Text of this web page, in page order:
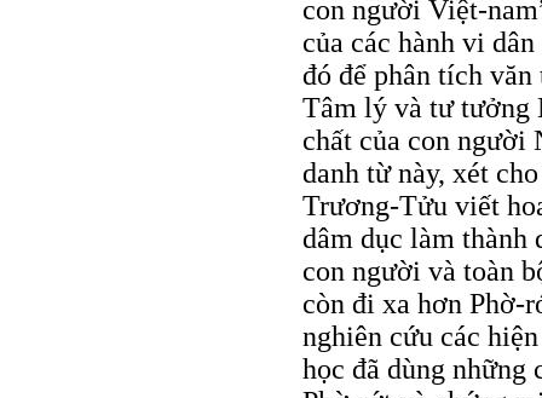
con người Việt-
của các hành vi
đó để phân tích
Tâm lý và tư tưởng
chất của con người
danh từ này, xét
Trương-Tửu viết
dâm dục làm thành
con người và toàn
còn đi xa hơn Phờ-
nghiên cứu các
học đã dùng những